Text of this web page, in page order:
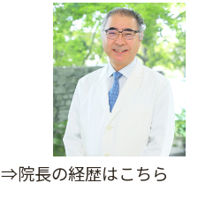
⇒院長の経歴はこちら